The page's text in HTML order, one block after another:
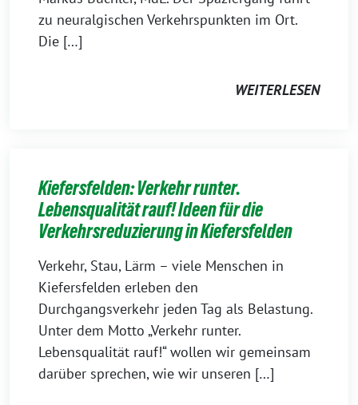
zu neuralgischen Verkehrspunkten im Ort.
Die […]
WEITERLESEN
Kiefersfelden: Verkehr runter.
Lebensqualität rauf! Ideen für die
Verkehrsreduzierung in Kiefersfelden
Verkehr, Stau, Lärm – viele Menschen in
Kiefersfelden erleben den
Durchgangsverkehr jeden Tag als Belastung.
Unter dem Motto „Verkehr runter.
Lebensqualität rauf!“ wollen wir gemeinsam
darüber sprechen, wie wir unseren […]